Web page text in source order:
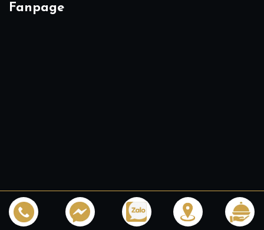
Fanpage
Copyright 2026 © All rights reserved. Design by
InWine -
Ruou 125 Thai Ha